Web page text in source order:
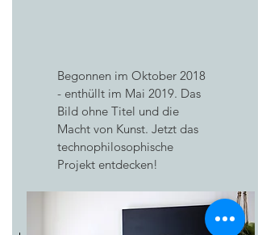
Begonnen im Oktober 2018
- enthüllt im Mai 2019. Das
Bild ohne Titel und die
Macht von Kunst. Jetzt das
technophilosophische
Projekt entdecken!